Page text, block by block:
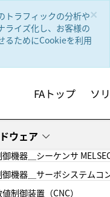
×
トラフィックの分析や
ライズ化し、お客様の
るためにCookieを利用
FAトップ ソ
ウェア
御機器＿シーケンサ
御機器＿サーボシステムコ
制御装置（CNC）